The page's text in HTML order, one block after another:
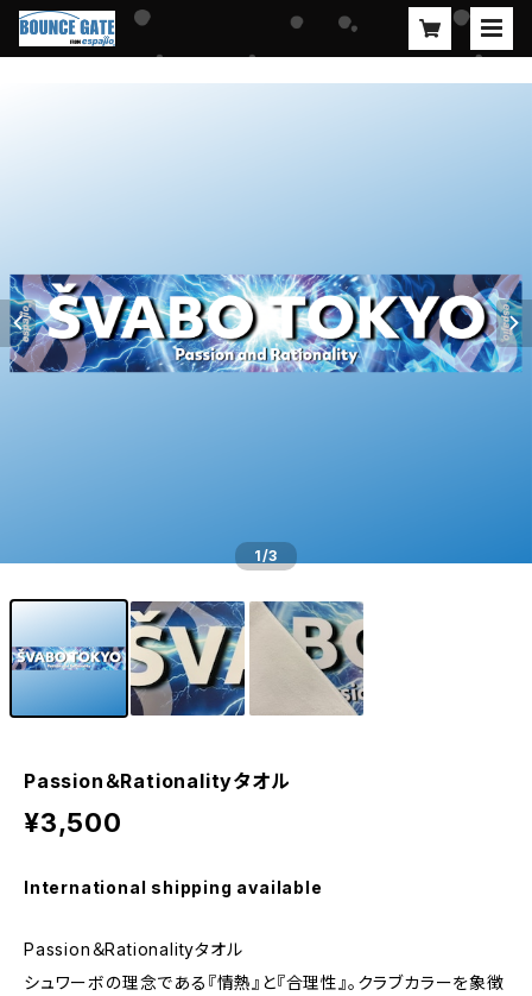
1/3
Passion＆Rationalityタオル
¥3,500
International shipping available
Passion＆Rationalityタオル
シュワーボの理念である『情熱』と『合理性』。クラブカラーを象徴